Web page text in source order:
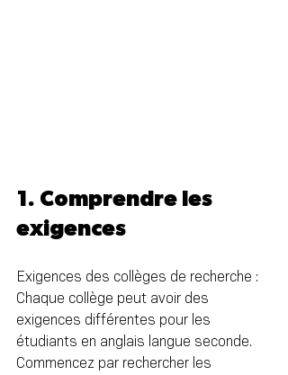
1. Comprendre les
exigences
Exigences des collèges de recherche :
Chaque collège peut avoir des
exigences différentes pour les
étudiants en anglais langue seconde.
Commencez par rechercher les